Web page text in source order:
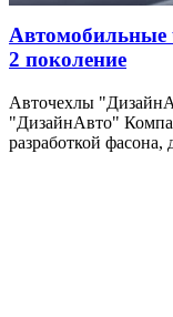
Автомобильные
2 поколение
Авточехлы
"ДизайнАвто"
разработкой